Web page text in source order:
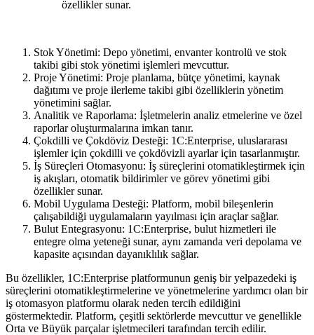
özellikler sunar.
Stok Yönetimi: Depo yönetimi, envanter kontrolü ve stok
takibi gibi stok yönetimi işlemleri mevcuttur.
Proje Yönetimi: Proje planlama, bütçe yönetimi, kaynak
dağıtımı ve proje ilerleme takibi gibi özelliklerin yönetim
yönetimini sağlar.
Analitik ve Raporlama: İşletmelerin analiz etmelerine ve özel
raporlar oluşturmalarına imkan tanır.
Çokdilli ve Çokdöviz Desteği: 1C:Enterprise, uluslararası
işlemler için çokdilli ve çokdövizli ayarlar için tasarlanmıştır.
İş Süreçleri Otomasyonu: İş süreçlerini otomatikleştirmek için
iş akışları, otomatik bildirimler ve görev yönetimi gibi
özellikler sunar.
Mobil Uygulama Desteği: Platform, mobil bileşenlerin
çalışabildiği uygulamaların yayılması için araçlar sağlar.
Bulut Entegrasyonu: 1C:Enterprise, bulut hizmetleri ile
entegre olma yeteneği sunar, aynı zamanda veri depolama ve
kapasite açısından dayanıklılık sağlar.
Bu özellikler, 1C:Enterprise platformunun geniş bir yelpazedeki iş
süreçlerini otomatikleştirmelerine ve yönetmelerine yardımcı olan bir
iş otomasyon platformu olarak neden tercih edildiğini
göstermektedir. Platform, çeşitli sektörlerde mevcuttur ve genellikle
Orta ve Büyük parçalar işletmecileri tarafından tercih edilir.